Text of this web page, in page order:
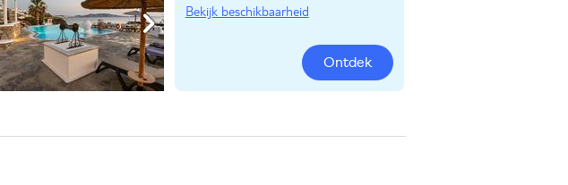
Bekijk beschikbaarheid
Ontdek